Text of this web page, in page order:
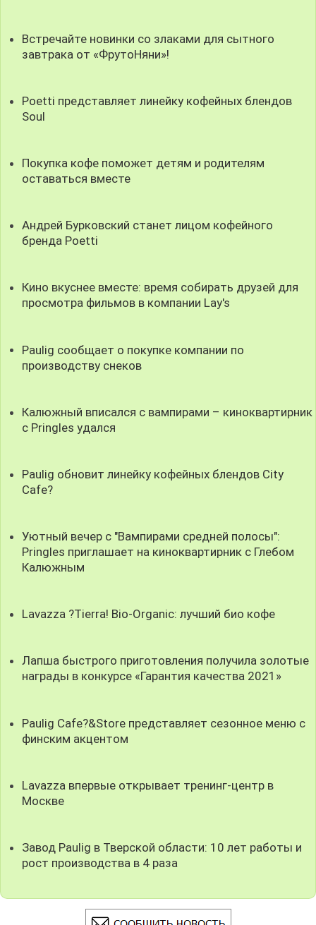
Встречайте новинки со злаками для сытного
завтрака от «ФрутоНяни»!
Poetti представляет линейку кофейных блендов
Soul
Покупка кофе поможет детям и родителям
оставаться вместе
Андрей Бурковский станет лицом кофейного
бренда Poetti
Кино вкуснее вместе: время собирать друзей для
просмотра фильмов в компании Lay's
Paulig сообщает о покупке компании по
производству снеков
Калюжный вписался с вампирами – киноквартирник
с Pringles удался
Paulig обновит линейку кофейных блендов City
Cafe?
Уютный вечер с "Вампирами средней полосы":
Pringles приглашает на киноквартирник с Глебом
Калюжным
Lavazza ?Tierra! Bio-Organic: лучший био кофе
Лапша быстрого приготовления получила золотые
награды в конкурсе «Гарантия качества 2021»
Paulig Cafe?&Store представляет сезонное меню с
финским акцентом
Lavazza впервые открывает тренинг-центр в
Москве
Завод Paulig в Тверской области: 10 лет работы и
рост производства в 4 раза